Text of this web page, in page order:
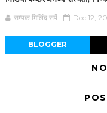
सम्यक मिलिंद सर्पे Dec 12,
BLOGGER